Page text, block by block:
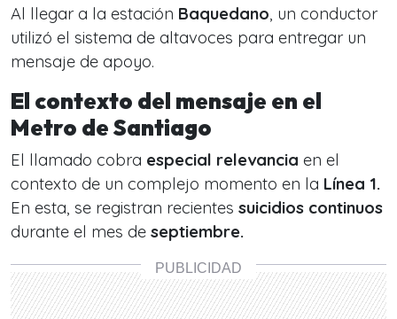
Al llegar a la estación Baquedano, un conductor
utilizó el sistema de altavoces para entregar un
mensaje de apoyo.
El contexto del mensaje en el
Metro de Santiago
El llamado cobra especial relevancia en el
contexto de un complejo momento en la Línea 1.
En esta, se registran recientes suicidios continuos
durante el mes de septiembre.